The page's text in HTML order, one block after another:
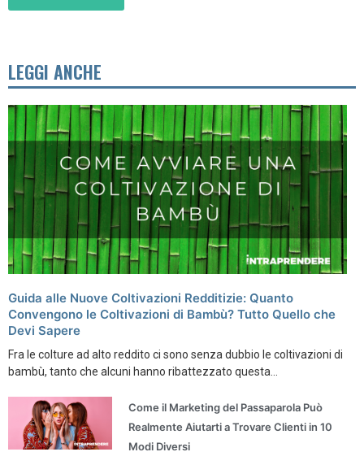
LEGGI ANCHE
Guida alle Nuove Coltivazioni Redditizie: Quanto
Convengono le Coltivazioni di Bambù? Tutto Quello che
Devi Sapere
Fra le colture ad alto reddito ci sono senza dubbio le coltivazioni di
bambù, tanto che alcuni hanno ribattezzato questa...
Come il Marketing del Passaparola Può
Realmente Aiutarti a Trovare Clienti in 10
Modi Diversi